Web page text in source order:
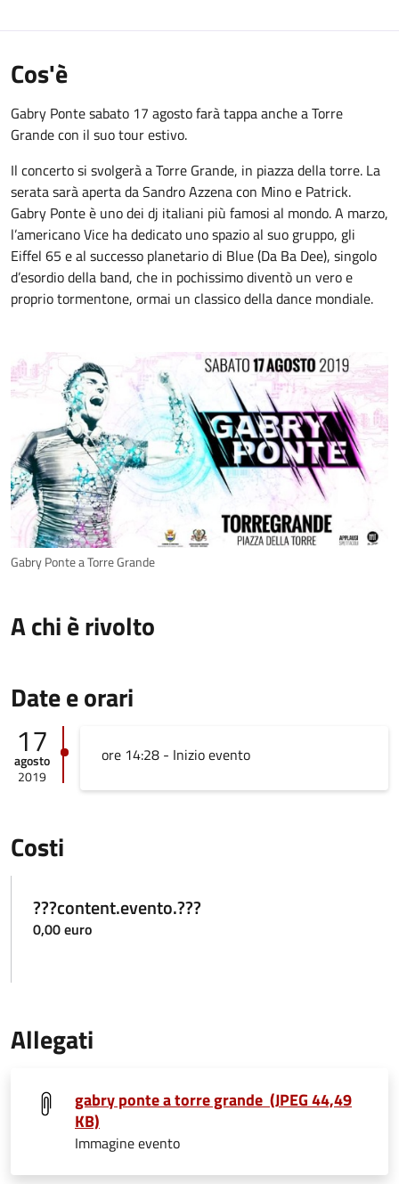
Cos'è
Gabry Ponte sabato 17 agosto farà tappa anche a Torre
Grande con il suo tour estivo.
Il concerto si svolgerà a Torre Grande, in piazza della torre. La
serata sarà aperta da Sandro Azzena con Mino e Patrick.
Gabry Ponte è uno dei dj italiani più famosi al mondo. A marzo,
l’americano Vice ha dedicato uno spazio al suo gruppo, gli
Eiffel 65 e al successo planetario di Blue (Da Ba Dee), singolo
d’esordio della band, che in pochissimo diventò un vero e
proprio tormentone, ormai un classico della dance mondiale.
Gabry Ponte a Torre Grande
A chi è rivolto
Date e orari
17
agosto
2019
ore 14:28 - Inizio evento
Costi
???content.evento.???
0,00 euro
Allegati
gabry ponte a torre grande (JPEG 44,49
KB)
Immagine evento